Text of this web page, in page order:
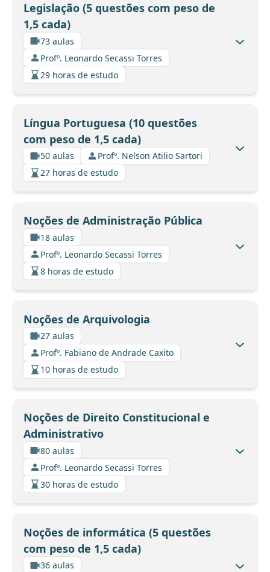
Legislação (5 questões com peso de
1,5 cada)
73 aulas
Profº. Leonardo Secassi Torres
29 horas de estudo
Língua Portuguesa (10 questões
com peso de 1,5 cada)
50 aulas
Profº. Nelson Atilio Sartori
27 horas de estudo
Noções de Administração Pública
18 aulas
Profº. Leonardo Secassi Torres
8 horas de estudo
Noções de Arquivologia
27 aulas
Profº. Fabiano de Andrade Caxito
10 horas de estudo
Noções de Direito Constitucional e
Administrativo
80 aulas
Profº. Leonardo Secassi Torres
30 horas de estudo
Noções de informática (5 questões
com peso de 1,5 cada)
36 aulas